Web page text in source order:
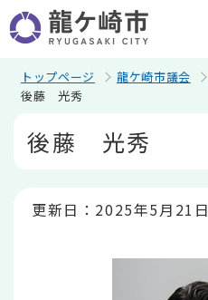
の
ペ
トップページ 龍ケ崎市議会
後藤 光秀
後藤 光秀
更新日：2025年5月21日